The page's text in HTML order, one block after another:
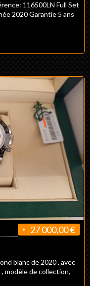
116500LN Full Set
2020 Garantie 5 ans
27 000,00 €
blanc de 2020 , avec
modèle de collection,